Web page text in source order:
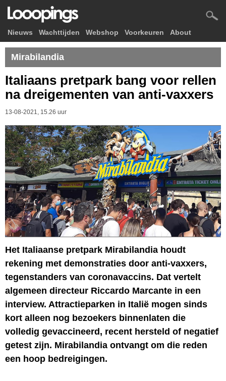
Nieuws Wachttijden Webshop Voorkeuren About
Mirabilandia
Italiaans pretpark bang voor rellen
na dreigementen van anti-vaxxers
13-08-2021, 15.26 uur
Het Italiaanse pretpark Mirabilandia houdt
rekening met demonstraties door anti-vaxxers,
tegenstanders van coronavaccins. Dat vertelt
algemeen directeur Riccardo Marcante in een
interview. Attractieparken in Italië mogen sinds
kort alleen nog bezoekers binnenlaten die
volledig gevaccineerd, recent hersteld of negatief
getest zijn. Mirabilandia ontvangt om die reden
een hoop bedreigingen.